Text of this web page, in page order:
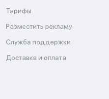
Тарифы
Разместить рекламу
Служба поддержки
Доставка и оплата